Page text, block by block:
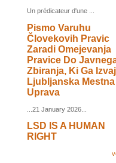
Un prédicateur d'une ...
Pismo Varuhu
Človekovih Pravic
Zaradi Omejevanja
Pravice Do
Zbiranja, Ki Ga
Ljubljanska Mestna
Uprava
...21 January 2026...
LSD IS A HUMAN
RIGHT